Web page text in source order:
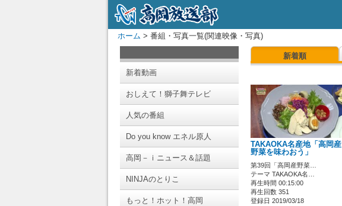
ホーム > 番組・写真一覧(関連映像・写真)
新着動画
おしえて！獅子舞テレビ
人気の番組
Do you know エネル原人
高岡－ｉニュース＆話題
NINJAのとりこ
もっと！ホット！高岡
新着順
TAKAOKA名産地「高岡産
野菜を味わおう」
第39回「高岡産野菜…
テーマ TAKAOKA名…
再生時間 00:15:00
再生回数 351
登録日 2019/03/18